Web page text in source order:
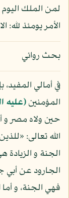
الأمر يومئذ لله: الانفطار: -
بحث روائي
في أمالي
المؤمنين(عليه
حين ولاه مصر و
الله تعالى:
الجنة و الزيادة
الجارود عن
فهي الجنة، و أما